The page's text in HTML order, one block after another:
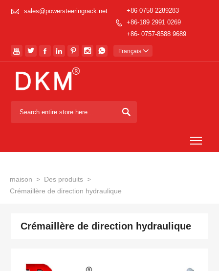
 sales@powersteeringrack.net

+86-0758-2289283
+86-189 2991 0269
+86- 0757-8588 9689
       Français 

maison > Des produits >
Crémaillère de direction hydraulique
Crémaillère de direction hydraulique